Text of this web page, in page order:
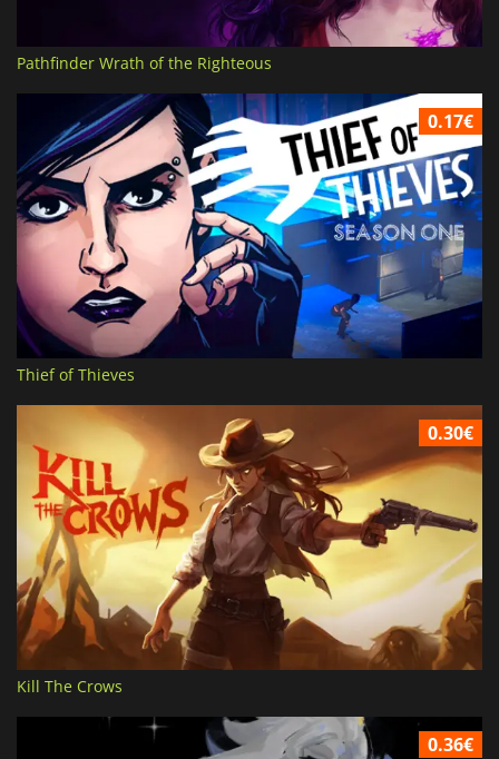
Pathfinder Wrath of the Righteous
0.17€
Thief of Thieves
0.30€
Kill The Crows
0.36€